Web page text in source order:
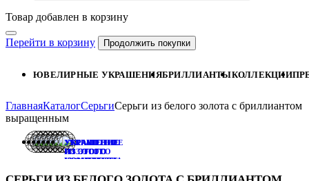
Товар добавлен в корзину
Перейти в корзину Продолжить покупки
ЮВЕЛИРНЫЕ УКРАШЕНИЯБРИЛЛИАНТЫКОЛЛЕКЦИИ
ГлавнаяКаталогСерьгиСерьги из белого золота с бриллиантом
выращенным
УКРАШЕНИЕ
ИЗ ЭТОГО
КОМПЛЕКТА:
УКРАШЕНИЕ
ИЗ ЭТОГО
КОМПЛЕКТА:
УКРАШЕНИЕ
ИЗ ЭТОГО
КОМПЛЕКТА: